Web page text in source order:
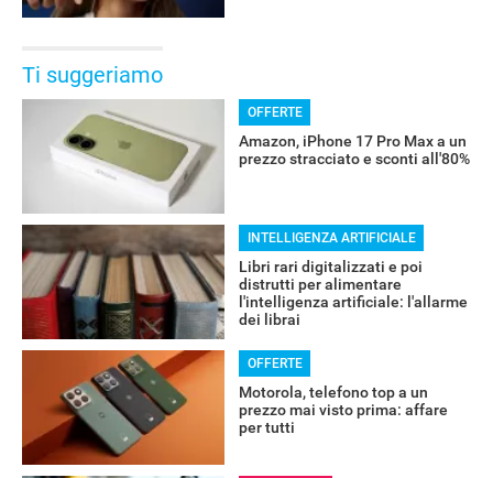
Ti suggeriamo
OFFERTE
Amazon, iPhone 17 Pro Max a un
prezzo stracciato e sconti all'80%
INTELLIGENZA ARTIFICIALE
Libri rari digitalizzati e poi
distrutti per alimentare
l'intelligenza artificiale: l'allarme
dei librai
OFFERTE
Motorola, telefono top a un
prezzo mai visto prima: affare
per tutti